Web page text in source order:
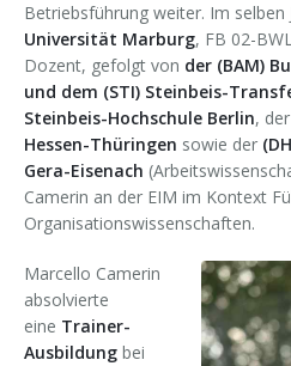
Betriebsführung weiter. Im selben
Universität Marburg, FB 02-
Dozent, gefolgt von der (BAM)
und dem (STI) Steinbeis-
Steinbeis-Hochschule Berlin, der
Hessen-Thüringen sowie der
Gera-Eisenach
Camerin an der EIM im Kontext
Organisationswissenschaften.
Marcello Camerin
absolvierte
eine Trainer-
Ausbildung bei